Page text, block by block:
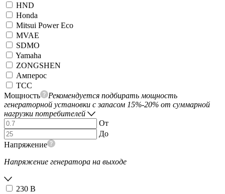
HND
Honda
Mitsui Power Eco
MVAE
SDMO
Yamaha
ZONGSHEN
Амперос
ТСС
Мощность
Рекомендуется подбирать мощность
генераторной установки с запасом 15%-20% от суммарной
нагрузки потребителей
От
До
Напряжение
Напряжение генератора на выходе
230 В